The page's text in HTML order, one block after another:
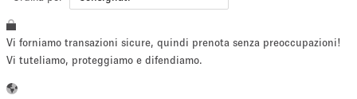
500+ m²
~ 13 persone
Vi forniamo transazioni sicure, quindi prenota senza preoccupazioni!
Vi tuteliamo, proteggiamo e difendiamo.